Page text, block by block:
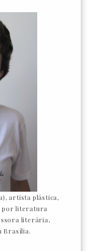
artista plástica,
por literatura
literária,
Brasília.